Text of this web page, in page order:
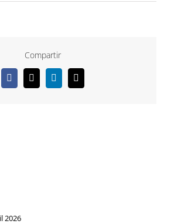
Compartir
Facebook
X LinkedInCorreo
electrónico
2026